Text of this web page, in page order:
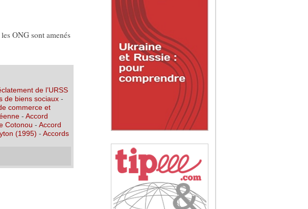
ONG sont amenés
de l’URSS
de biens sociaux-
commerce et
- Accord
Cotonou - Accord
(1995) - Accords